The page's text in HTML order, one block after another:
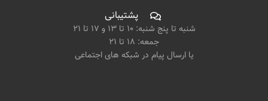
پشتیبانی
شنبه تا پنج شنبه: ۱۰ تا ۱۳ و ۱۷ تا ۲۱
جمعه: ۱۸ تا ۲۱
یا ارسال پیام در شبکه های اجتماعی